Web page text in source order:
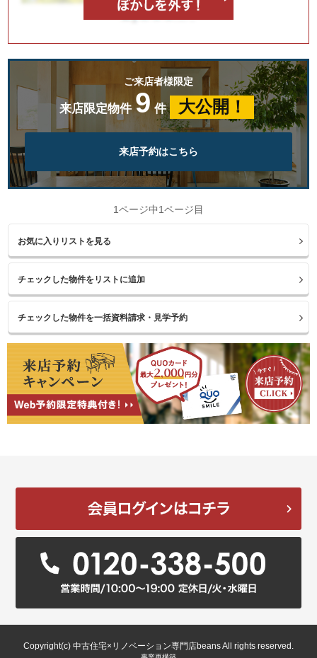
ご来店者様限定
来店限定物件 9 件 大公開！
来店予約はこちら
1ページ中1ページ目
お気に入りリストを見る
Copyright(c) 中古住宅×リノベーション専門店beans All rights reserved.